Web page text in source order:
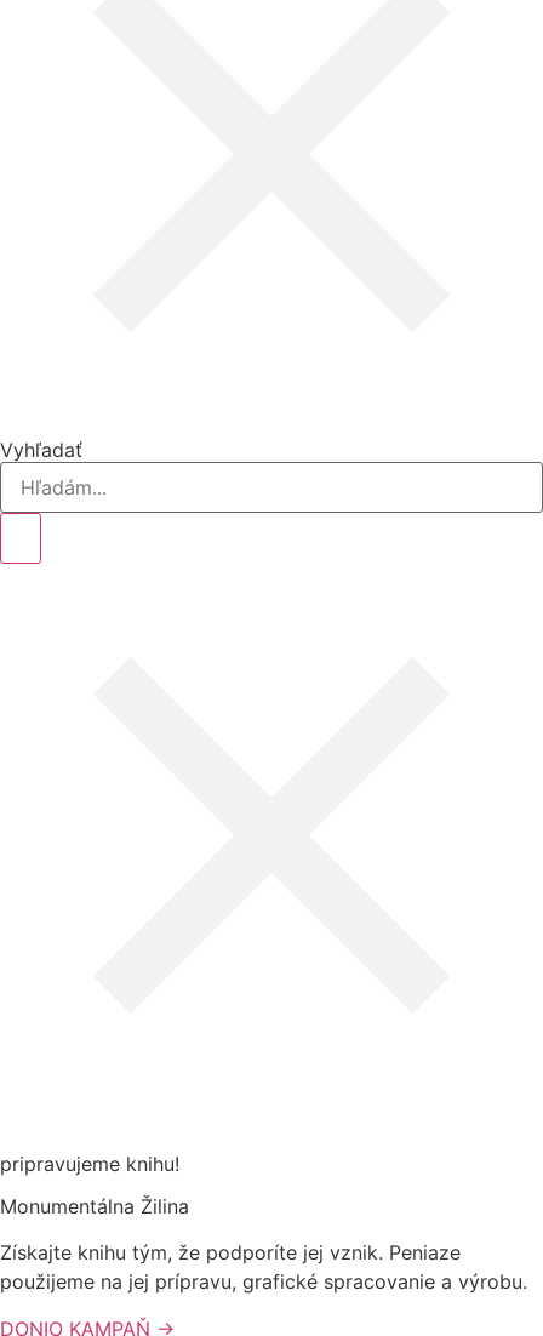
Vyhľadať
pripravujeme knihu!
Monumentálna Žilina
Získajte knihu tým, že podporíte jej vznik. Peniaze
použijeme na jej prípravu, grafické spracovanie a výrobu.
DONIO KAMPAŇ →